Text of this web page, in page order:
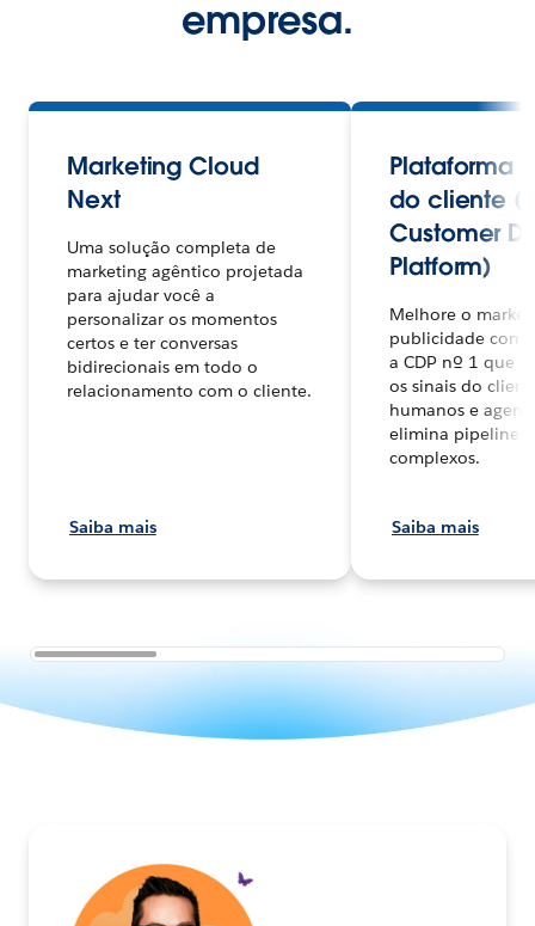
empresa.
Marketing Cloud
Next
Uma solução completa de
marketing agêntico projetada
para ajudar você a
personalizar os momentos
certos e ter conversas
bidirecionais em todo o
relacionamento com o cliente.
Saiba mais
Plataforma
do cliente
Customer
Platform)
Melhore o
publicidade com
a CDP nº 1 que
os sinais do
humanos e
elimina pipelines
complexos.
Saiba mais